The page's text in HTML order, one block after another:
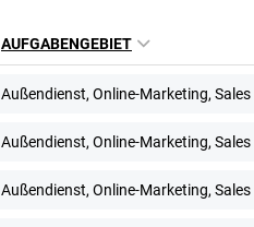
AUFGABENGEBIET
Außendienst, Online-Marketing, Sales
Außendienst, Online-Marketing, Sales
Außendienst, Online-Marketing, Sales